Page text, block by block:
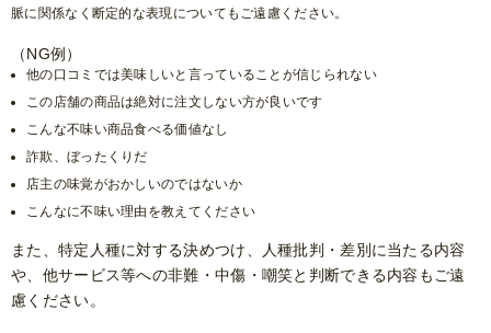
脈に関係なく断定的な表現についてもご遠慮ください。
（NG例）
他の口コミでは美味しいと言っていることが信じられない
この店舗の商品は絶対に注文しない方が良いです
こんな不味い商品食べる価値なし
詐欺、ぼったくりだ
店主の味覚がおかしいのではないか
こんなに不味い理由を教えてください
また、特定人種に対する決めつけ、人種批判・差別に当たる内容
や、他サービス等への非難・中傷・嘲笑と判断できる内容もご遠
慮ください。